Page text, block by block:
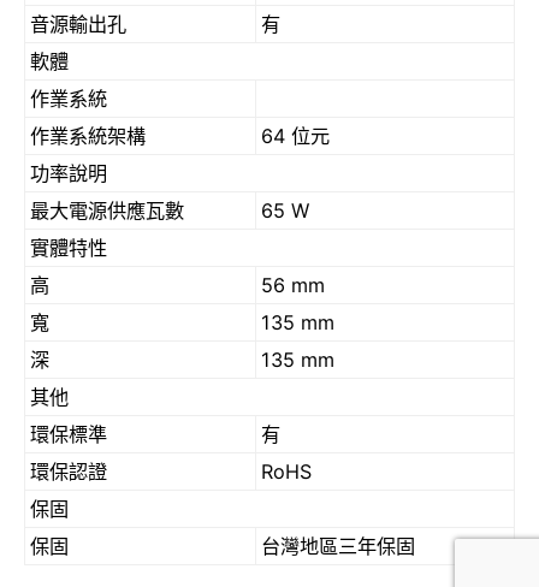
音源輸出孔
有
軟體
作業系統
作業系統架構
64 位元
功率說明
最大電源供應瓦數
65 W
實體特性
高
56 mm
寬
135 mm
深
135 mm
其他
環保標準
有
環保認證
RoHS
保固
保固
台灣地區三年保固